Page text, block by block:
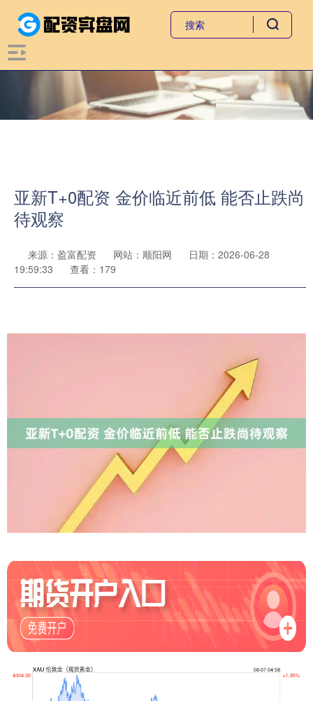
亚新T+0配资 金价临近前低 能否止跌尚
待观察
来源：盈富配资 网站：顺阳网
日期：2026-06-28
19:59:33
查看：179